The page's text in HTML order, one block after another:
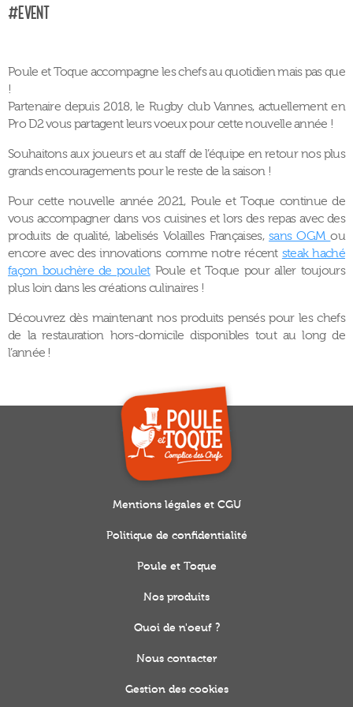
#Event
Poule et Toque accompagne les chefs au quotidien mais pas que
!
Partenaire depuis 2018, le Rugby club Vannes, actuellement en
Pro D2 vous partagent leurs voeux pour cette nouvelle année !
Souhaitons aux joueurs et au staff de l’équipe en retour nos plus
grands encouragements pour le reste de la saison !
Pour cette nouvelle année 2021, Poule et Toque continue de
vous accompagner dans vos cuisines et lors des repas avec des
produits de qualité, labelisés Volailles Françaises, sans OGMou
encore avec des innovations comme notre récent steak haché
façon bouchère de pouletPoule et Toque pour aller toujours
plus loin dans les créations culinaires !
Découvrez dès maintenant nos produits pensés pour les chefs
de la restauration hors-domicile disponibles tout au long de
l’année !
Mentions légales et CGU
Politique de confidentialité
Poule et Toque
Nos produits
Quoi de n'oeuf ?
Nous contacter
Gestion des cookies